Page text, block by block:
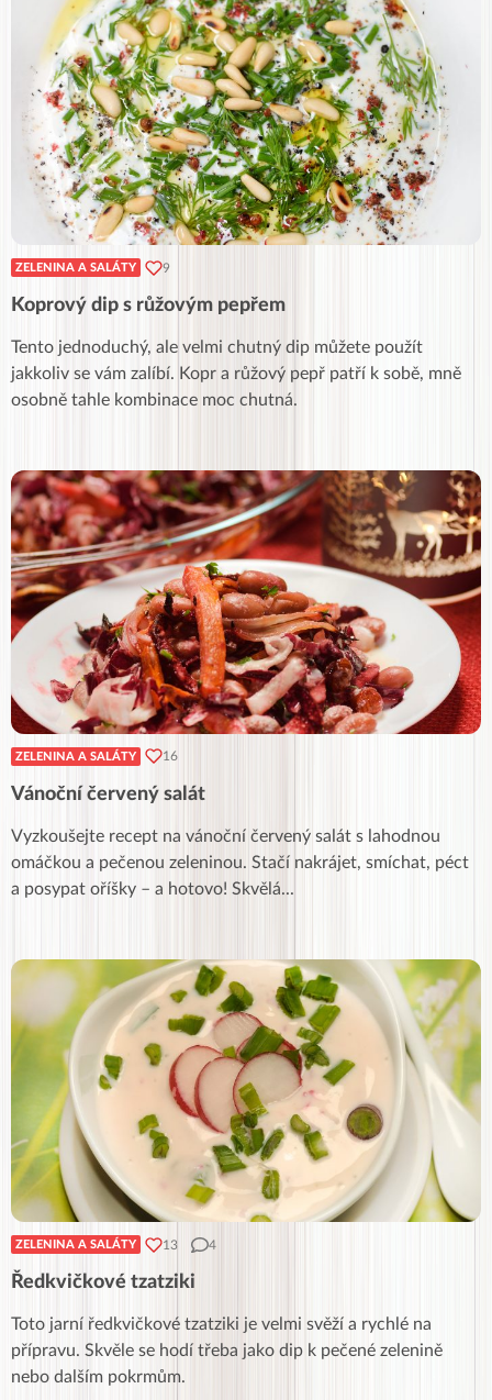
ZELENINA A SALÁTY 9
Koprový dip s růžovým pepřem
Tento jednoduchý, ale velmi chutný dip můžete použít
jakkoliv se vám zalíbí. Kopr a růžový pepř patří k sobě, mně
osobně tahle kombinace moc chutná.
ZELENINA A SALÁTY 16
Vánoční červený salát
Vyzkoušejte recept na vánoční červený salát s lahodnou
omáčkou a pečenou zeleninou. Stačí nakrájet, smíchat, péct
a posypat oříšky – a hotovo! Skvělá...
ZELENINA A SALÁTY 13 4
Ředkvičkové tzatziki
Toto jarní ředkvičkové tzatziki je velmi svěží a rychlé na
přípravu. Skvěle se hodí třeba jako dip k pečené zelenině
nebo dalším pokrmům.